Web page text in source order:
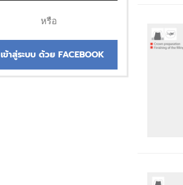
หรือ
เข้าสู่ระบบ ด้วย FACEBOOK